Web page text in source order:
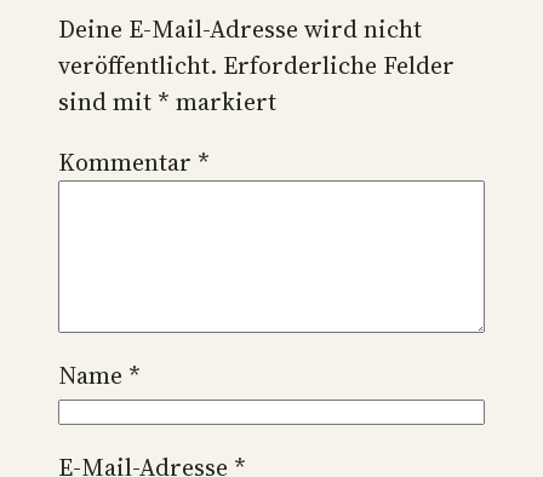
Deine E-Mail-Adresse wird nicht
veröffentlicht. Erforderliche Felder
sind mit * markiert
Kommentar *
Name *
E-Mail-Adresse *